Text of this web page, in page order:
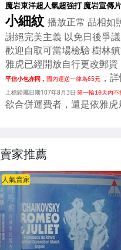
賣家推薦
人氣賣家